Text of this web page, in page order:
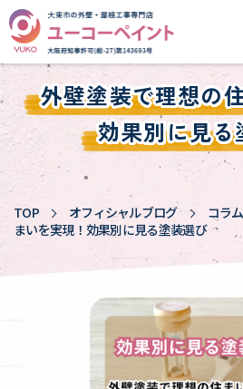
外壁塗装で理想の
効果別に見る
TOP オフィシャルブログ コラム
まいを実現！ 効果別に見る塗装選び